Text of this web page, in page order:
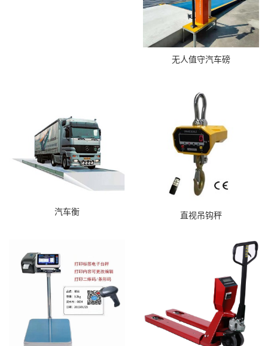
无人值守汽车磅
汽车衡 直视吊钩秤